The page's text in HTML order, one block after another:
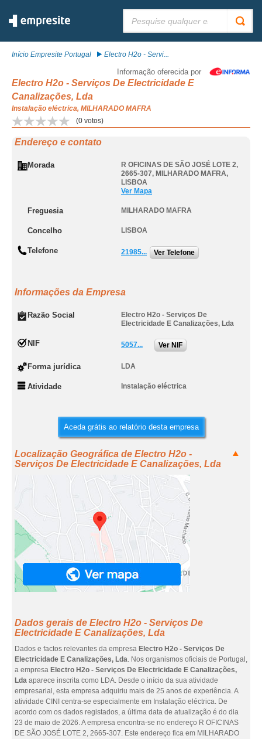
Início Empresite Portugal Electro H2o - Servi...
Informação oferecida por
Electro H2o - Serviços De Electricidade E
Canalizações, Lda
Instalação eléctrica, MILHARADO MAFRA
(0 votos)
Endereço e contato
Morada
R OFICINAS DE SÃO JOSÉ LOTE 2,
2665-307, MILHARADO MAFRA,
LISBOA
Ver Mapa
Freguesia MILHARADO MAFRA
Concelho LISBOA
Telefone 21985... Ver Telefone
Informações da Empresa
Razão Social
Electro H2o - Serviços De
Electricidade E Canalizações, Lda
NIF 5057... Ver NIF
Forma jurídica LDA
Atividade Instalação eléctrica
Aceda grátis ao relatório desta empresa
Localização Geográfica de Electro H2o -
Serviços De Electricidade E Canalizações, Lda
Dados gerais de Electro H2o - Serviços De
Electricidade E Canalizações, Lda
Dados e factos relevantes da empresa Electro H2o - Serviços De
Electricidade E Canalizações, Lda. Nos organismos oficiais de Portugal,
a empresa Electro H2o - Serviços De Electricidade E Canalizações,
Lda aparece inscrita como LDA. Desde o início da sua atividade
empresarial, esta empresa adquiriu mais de 25 anos de experiência. A
atividade CINI centra-se especialmente em Instalação eléctrica. De
acordo com os dados registados, a última data de atualização é do dia
23 de maio de 2026. A empresa encontra-se no endereço R OFICINAS
DE SÃO JOSÉ LOTE 2, 2665-307. Este endereço fica em MILHARADO